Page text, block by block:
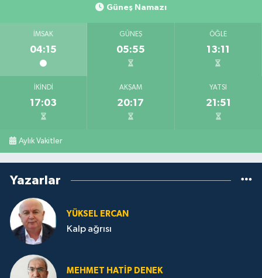
Güneş Namazı
İMSAK
04:15
GÜNEŞ
05:55
ÖĞLE
13:11
İKINDI
17:03
AKŞAM
20:17
YATSI
21:51
Aylık Vakitler
Yazarlar
YÜKSEL ERCAN
Kalp ağrısı
MEHMET HATİP DENEK